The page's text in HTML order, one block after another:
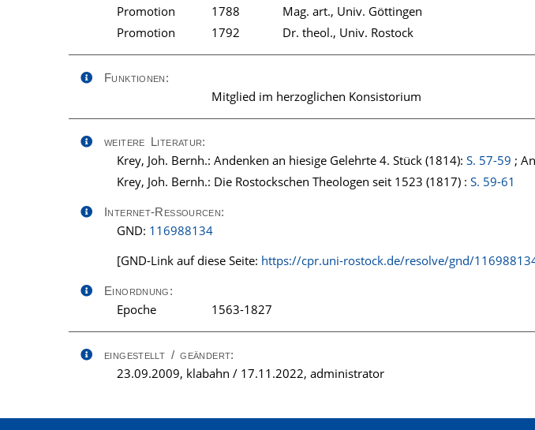
Promotion 1788
Mag. art., Univ. Göttingen
Promotion
1792 Dr. theol., Univ. Rostock
Funktionen:
Mitglied im herzoglichen Konsistorium
weitere Literatur:
Krey, Joh. Bernh.: Andenken an hiesige Gelehrte 4. Stück (1814): S. 57-59 ;
Krey, Joh. Bernh.: Die Rostockschen Theologen seit 1523 (1817) : S. 59-61
Internet-Ressourcen:
GND: 116988134
[GND-Link auf diese Seite: https://cpr.uni-rostock.de/resolve/gnd/
Einordnung:
Epoche 1563-1827
eingestellt / geändert:
23.09.2009, klabahn / 17.11.2022, administrator